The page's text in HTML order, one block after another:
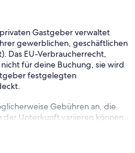
Gastgeber verwaltet
gewerblichen, geschäftlichen
Das EU-Verbraucherrecht,
für deine Buchung, sie wird
festgelegten
Gebühren an, die
Unterkunft variieren können.